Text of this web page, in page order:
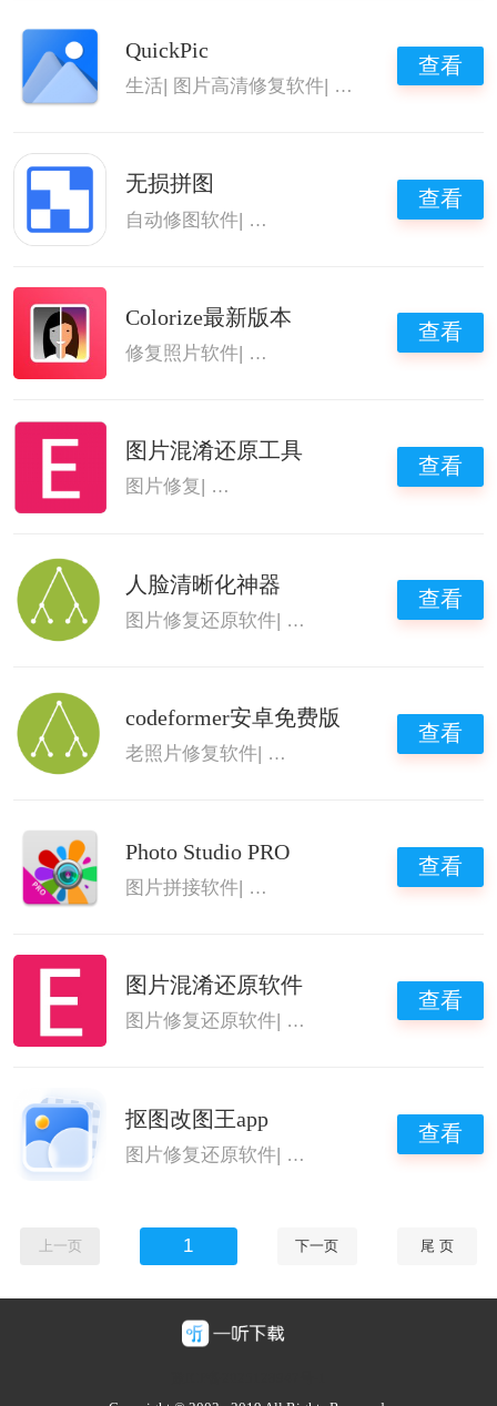
QuickPic
生活 图片高清修复软件 图片编辑工具
查看
无损拼图
自动修图软件| 图片拼接软件 图片高清修复
查看
Colorize最新版本
修复照片软件| 老照片修复软件 图片高清修
查看
图片混淆还原工具
图片修复 图片修复还原软件 图片高清修复
查看
人脸清晰化神器
图片修复还原软件| 图像修复软件|图片高清
查看
codeformer安卓免费版
老照片修复软件 图片修复还原软件|图片高
查看
Photo Studio PRO
图片拼接软件| 图片高清修复软件|picsplay
查看
图片混淆还原软件
图片修复还原软件 图片高清修复软件
查看
抠图改图王app
图片修复还原软件| 图片高清修复软件|图片
查看
上一页 1 下一页 尾 页